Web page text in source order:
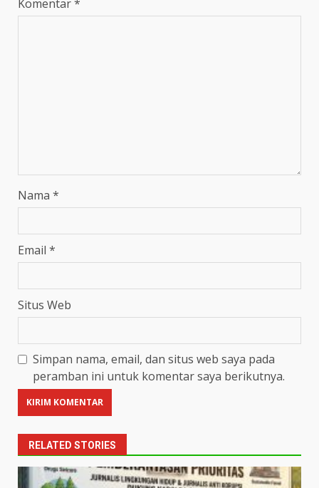
Komentar*
Nama *
Email *
Situs Web
Simpan nama, email, dan situs web saya pada
peramban ini untuk komentar saya berikutnya.
RELATED STORIES